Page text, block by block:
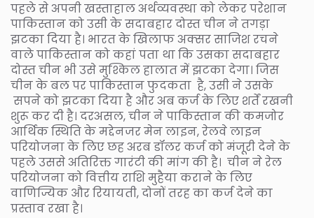
पहले से अपनी खस्ताहाल अर्थव्यवस्था को लेकर परेशान
पाकिस्तान को उसी के सदाबहार दोस्त चीन ने तगड़ा
झटका दिया है। भारत के खिलाफ अक्सर साजिश रचने
वाले पाकिस्तान को कहां पता था कि उसका सदाबहार
दोस्त चीन भी उसे मुश्किल हालात में झटका देगा। जिस
चीन के बल पर पाकिस्तान फुदकता है, उसी ने उसके
सपने को झटका दिया है और अब कर्ज के लिए शर्तें रखनी
शुरू कर दी है। दरअसल, चीन ने पाकिस्तान की कमजोर
आर्थिक स्थिति के मद्देनजर मेन लाइन, रेलवे लाइन
परियोजना के लिए छह अरब डॉलर कर्ज को मंजूरी देने के
पहले उससे अतिरिक्त गारंटी की मांग की है। चीन ने रेल
परियोजना को वित्तीय राशि मुहैया कराने के लिए
वाणिज्यिक और रियायती, दोनों तरह का कर्ज देने का
प्रस्ताव रखा है।